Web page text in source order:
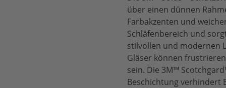
über einen dünnen
Farbakzenten und
Schläfenbereich und
stilvollen und modernen
Gläser können
sein. Die 3M™
Beschichtung verhindert